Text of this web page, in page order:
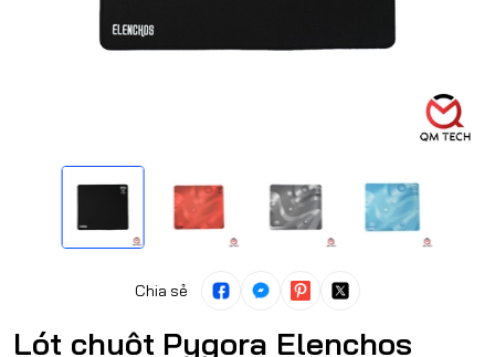
Chia sẻ
Lót chuột Pygora Elenchos